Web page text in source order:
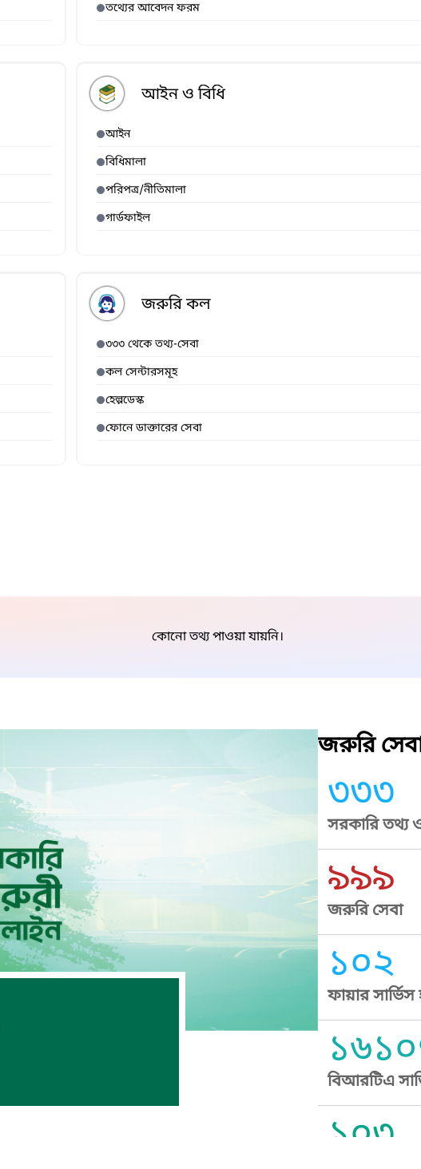
তথ্যের আবেদন ফরম
আইন ও বিধি
আইন
বিধিমালা
পরিপত্র/নীতিমালা
গার্ডফাইল
জরুরি কল
৩৩৩ থেকে তথ্য-সেবা
কল সেন্টারসমূহ
হেল্পডেস্ক
ফোনে ডাক্তারের সেবা
কোনো তথ্য পাওয়া যায়নি।
জরুরি
৩৩৩
সরকারি তথ্য
৯৯৯
জরুরি সেবা
১০২
ফায়ার
বিআরটিএ
১০৩